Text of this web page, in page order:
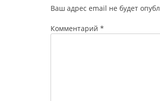
Ваш адрес email не будет
Комментарий *